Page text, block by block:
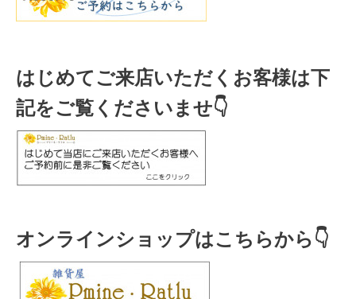
はじめてご来店いただくお客様は下
記をご覧くださいませ👇
オンラインショップはこちらから👇